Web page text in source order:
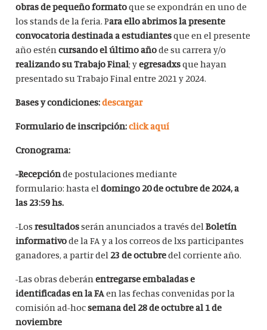
obras de pequeño formatoque se expondrán en uno de
los stands de la feria. Para ello abrimos la presente
convocatoria destinada a estudiantesque en el presente
año esténcursando el último añode su carrera y/o
realizando su Trabajo Final; yegresadxsque hayan
presentado su Trabajo Final entre 2021 y 2024.
Bases y condiciones:descargar
Formulario de inscripción:click aquí
Cronograma:
-Recepciónde postulaciones mediante
formulario: hasta eldomingo 20 de octubre de 2024, a
las 23:59 hs.
-Los resultadosserán anunciados a través delBoletín
informativode la FA y a los correos de lxs participantes
ganadores, a partir del23 de octubredel corriente año.
-Las obras deberánentregarse embaladas e
identificadas en la FAen las fechas convenidas por la
comisión ad-hocsemana del 28 de octubre al 1 de
noviembre